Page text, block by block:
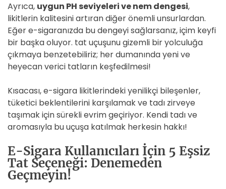
Ayrıca, uygun PH seviyeleri ve nem dengesi,
likitlerin kalitesini artıran diğer önemli unsurlardan.
Eğer e-sigaranızda bu dengeyi sağlarsanız, içim keyfi
bir başka oluyor. tat uçuşunu gizemli bir yolculuğa
çıkmaya benzetebiliriz; her dumanında yeni ve
heyecan verici tatların keşfedilmesi!
Kısacası, e-sigara likitlerindeki yenilikçi bileşenler,
tüketici beklentilerini karşılamak ve tadı zirveye
taşımak için sürekli evrim geçiriyor. Kendi tadı ve
aromasıyla bu uçuşa katılmak herkesin hakkı!
E-Sigara Kullanıcıları İçin 5 Eşsiz
Tat Seçeneği: Denemeden
Geçmeyin!